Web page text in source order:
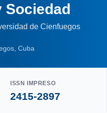
Sociedad
de Cienfuegos
Cuba
ISSN IMPRESO
2415-2897